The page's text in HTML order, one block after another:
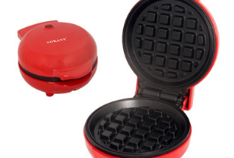
آمن. مصمم للتخزين الرأسي المدمج ، هذا
الطراز خفيف الوزن وسهل الاستخدام مثالي
لصنع الوجبات الخفيفة السريعة في المنزل أو
أثناء التنقل